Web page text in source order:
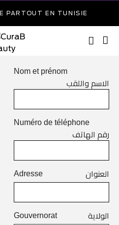
PARTOUT EN TUNISIE
Nom et prénom
الاسم واللقب
Numéro de téléphone
رقم الهاتف
Adresse العنوان
Gouvernorat الولاية